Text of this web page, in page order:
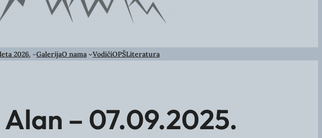
2026. GalerijaO nama VodičiOPŠLiteratura
– 07.09.2025.